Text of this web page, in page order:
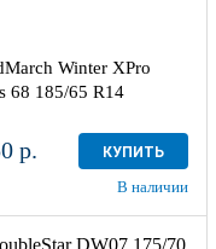
Winter XPro
68 185/65 R14
р. КУПИТЬ
В наличии